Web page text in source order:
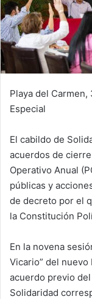
Playa del Carmen,
Especial
El cabildo de
acuerdos de
Operativo Anual
públicas y
de decreto por el
la Constitución
En la novena
Vicario” del
acuerdo previo
Solidaridad